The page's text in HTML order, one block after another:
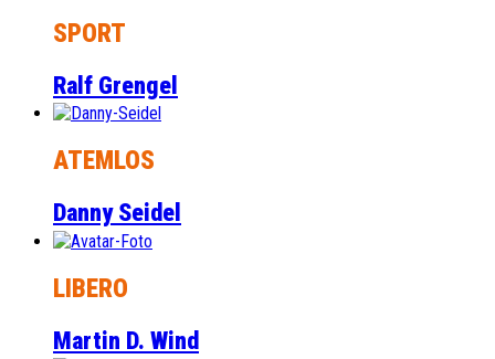
SPORT
Ralf Grengel
ATEMLOS
Danny Seidel
LIBERO
Martin D. Wind